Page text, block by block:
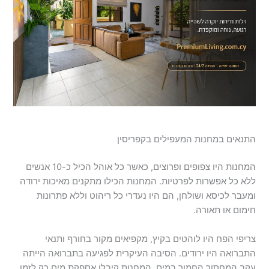
התנאים במחנות המעפילים בקפריסין
המחנות היו צפופים ופרוצים, כאשר כל אוהל הכיל כ-10 אנשים
ללא כל אפשרות לפרטיות. המחנות הכילו מתקנים מאיכות ירודה
ומעבר לכיסא ושולחן, הם היו נעדרי כל ריהוט וללא פתרונות
חימום או תאורה.
צריפי הפח היו לוהטים בקיץ, מקפיאים מקור בחורף ותנאי
התברואה היו ירודים. הסיבה העיקרית לפגיעה בתברואה הייתה